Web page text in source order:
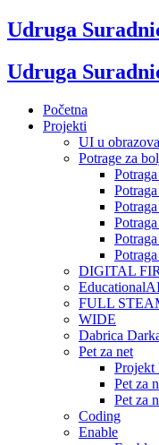
Udruga
Udruga
Početna
Projekti
UI u
Potrage za
DIGITAL
FULL
WIDE
Dabrica
Pet za net
Projekt
Pet za
Pet za
Coding
Enable